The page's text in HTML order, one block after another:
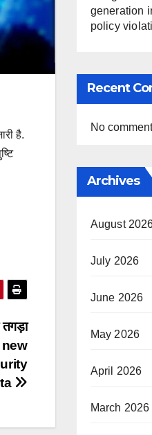
है.
new
generation
policy
Recent
No
Archives
August
July 2026
June 2026
May 2026
April 2026
March 2026